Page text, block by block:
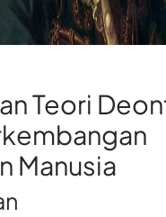
Teori
Manusia